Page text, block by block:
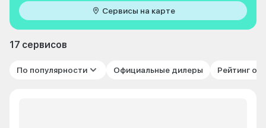
Сервисы на карте
17 сервисов
По популярности Официальные дилеры Рейтинг